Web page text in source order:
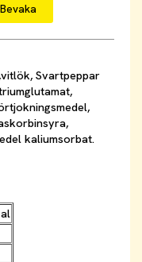
Bevaka
Svartpeppar
kaliumsorbat.